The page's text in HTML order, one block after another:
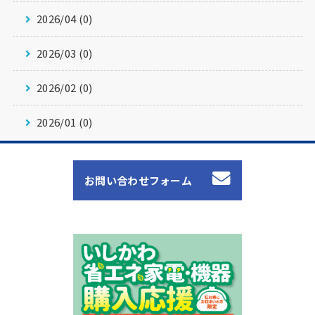
2026/04 (0)
2026/03 (0)
2026/02 (0)
2026/01 (0)
お問い合わせフォーム